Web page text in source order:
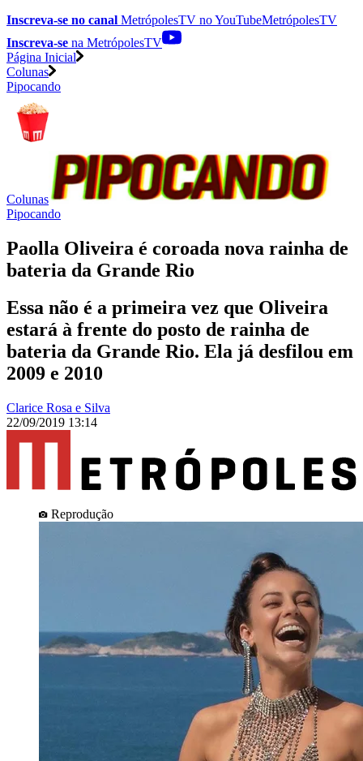
Inscreva-se no canal MetrópolesTV noYouTubeMetrópolesTV
Inscreva-se na MetrópolesTV
Página Inicial
Colunas
Pipocando
Colunas
Pipocando
Paolla Oliveira é coroada nova rainha de
bateria da Grande Rio
Essa não é a primeira vez que Oliveira
estará à frente do posto de rainha de
bateria da Grande Rio. Ela já desfilou em
2009 e 2010
Clarice Rosa e Silva
22/09/2019 13:14
Reprodução